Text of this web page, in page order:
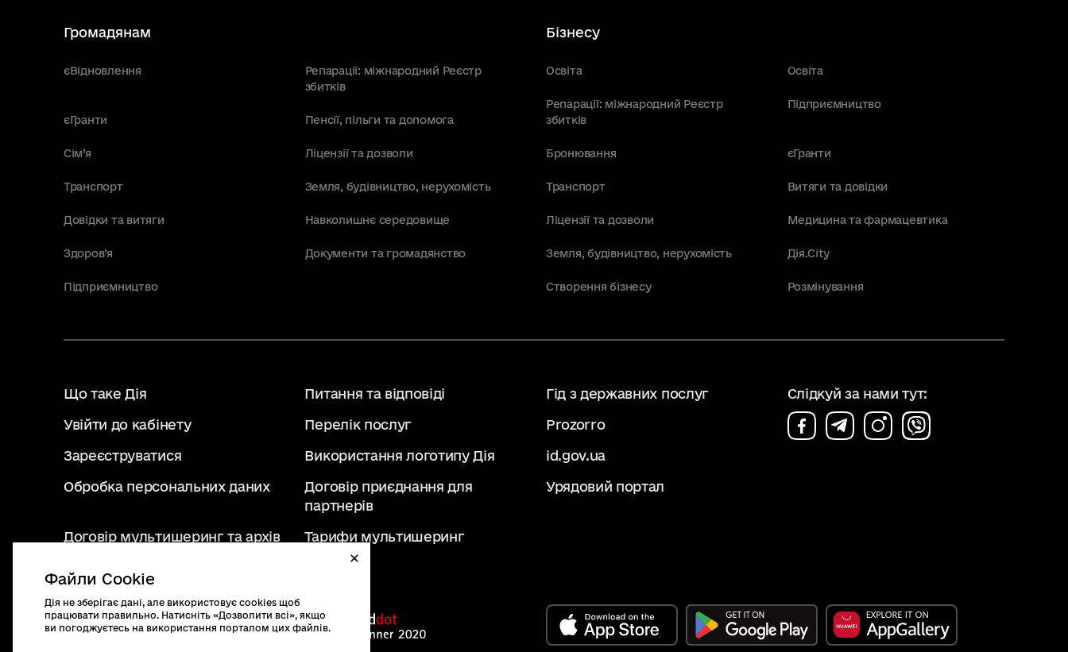
Файли Cookie
Дія не зберігає дані, але використовує cookies щоб
працювати правильно. Натисніть «Дозволити всі», якщо
ви погоджуєтесь на використання порталом цих файлів.
Громадянам
єВідновлення
Репарації: міжнародний Реєстр
збитків
єГранти Пенсії, пільги та допомога
Сім’я Ліцензії та дозволи
Транспорт Земля, будівництво, нерухомість
Довідки та витяги Навколишнє середовище
Здоров’я Документи та громадянство
Підприємництво
Бізнесу
Освіта Освіта
Репарації: міжнародний Реєстр
збитків
Підприємництво
Бронювання єГранти
Транспорт Витяги та довідки
Ліцензії та дозволи Медицина та фармацевтика
Земля, будівництво, нерухомість Дія.City
Створення бізнесу Розмінування
Що таке Дія Питання та відповіді Гід з державних послуг
Увійти до кабінету Перелік послуг Prozorro
Зареєструватися Використання логотипу Дія id.gov.ua
Обробка персональних даних
Договір приєднання для
партнерів
Урядовий портал
Договір мультишеринг та архів Тарифи мультишеринг
Слідкуй за нами тут:
diia.gov.ua
2019 - 2026. Всі права